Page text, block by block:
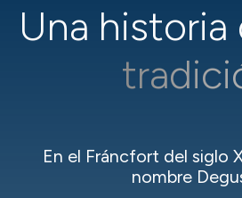
Una historia
En el Fráncfort del siglo
nombre